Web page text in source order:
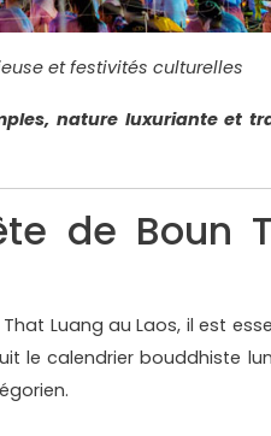
et festivités culturelles
nature luxuriante et
de Boun
Luang au Laos, il est
le calendrier bouddhiste